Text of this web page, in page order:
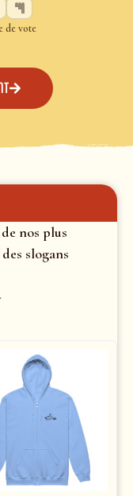
de vote
nos plus
slogans